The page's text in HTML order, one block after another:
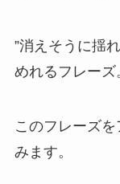
”消えそうに揺
めれるフレーズ
このフレーズ
みます。